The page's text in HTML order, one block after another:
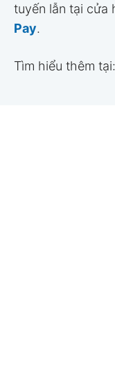
tuyến lẫn tại cửa
Pay.
Tìm hiểu thêm tại: